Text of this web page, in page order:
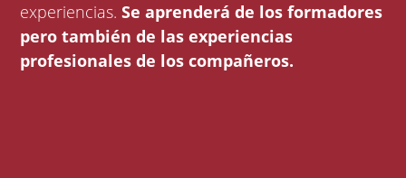
experiencias.Se aprenderá de los formadores
pero también de las experiencias
profesionales de los compañeros.